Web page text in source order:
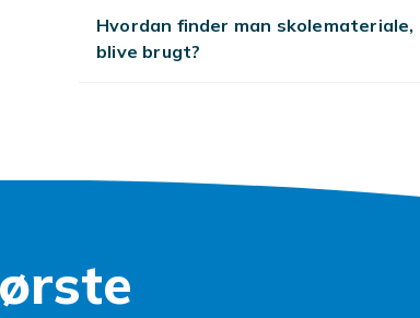
en skoletaske, gymnastiktaske,
så fyld din indkøbskurv til randen med
Hvordan finder man
blive brugt?